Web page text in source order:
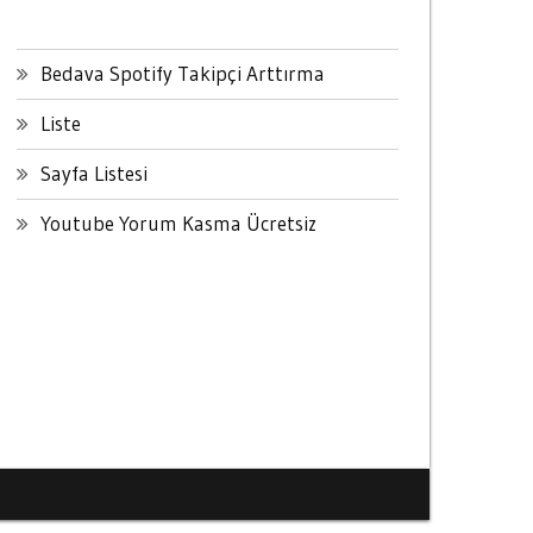
Bedava Spotify Takipçi Arttırma
Liste
Sayfa Listesi
Youtube Yorum Kasma Ücretsiz